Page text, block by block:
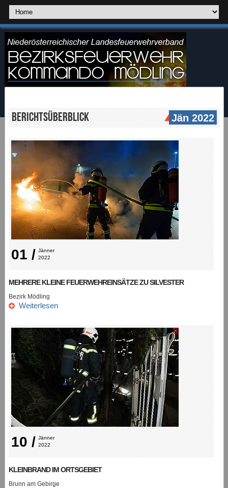
Berichtsüberblick Jän 2022
01 / Jänner
2022
MEHRERE KLEINE FEUERWEHREINSÄTZE ZU SILVESTER
Bezirk Mödling
Weiterlesen
10 / Jänner
2022
KLEINBRAND IM ORTSGEBIET
Brunn am Gebirge